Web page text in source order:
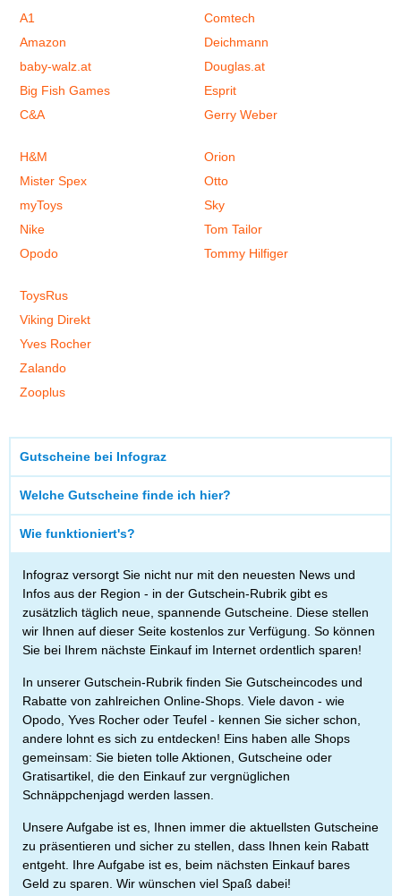
A1
Amazon
baby-walz.at
Big Fish Games
C&A
Comtech
Deichmann
Douglas.at
Esprit
Gerry Weber
H&M
Mister Spex
myToys
Nike
Opodo
Orion
Otto
Sky
Tom Tailor
Tommy Hilfiger
ToysRus
Viking Direkt
Yves Rocher
Zalando
Zooplus
Gutscheine bei Infograz
Welche Gutscheine finde ich hier?
Wie funktioniert's?
Infograz versorgt Sie nicht nur mit den neuesten News und
Infos aus der Region - in der Gutschein-Rubrik gibt es
zusätzlich täglich neue, spannende Gutscheine. Diese stellen
wir Ihnen auf dieser Seite kostenlos zur Verfügung. So können
Sie bei Ihrem nächste Einkauf im Internet ordentlich sparen!
In unserer Gutschein-Rubrik finden Sie Gutscheincodes und
Rabatte von zahlreichen Online-Shops. Viele davon - wie
Opodo, Yves Rocher oder Teufel - kennen Sie sicher schon,
andere lohnt es sich zu entdecken! Eins haben alle Shops
gemeinsam: Sie bieten tolle Aktionen, Gutscheine oder
Gratisartikel, die den Einkauf zur vergnüglichen
Schnäppchenjagd werden lassen.
Unsere Aufgabe ist es, Ihnen immer die aktuellsten Gutscheine
zu präsentieren und sicher zu stellen, dass Ihnen kein Rabatt
entgeht. Ihre Aufgabe ist es, beim nächsten Einkauf bares
Geld zu sparen. Wir wünschen viel Spaß dabei!